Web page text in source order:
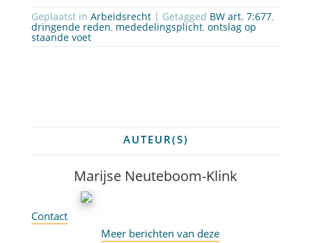
Geplaatst in Arbeidsrecht| Getagged BW art. 7:677,
dringende reden, mededelingsplicht, ontslag op
staande voet
AUTEUR(S)
Marijse Neuteboom-Klink
Contact
Meer berichten van deze